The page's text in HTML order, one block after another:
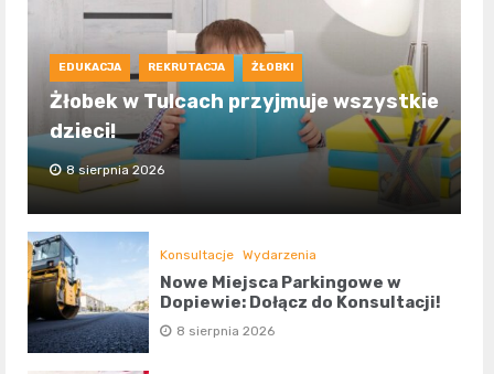
EDUKACJA REKRUTACJA ŻŁOBKI
Żłobek w Tulcach przyjmuje wszystkie
dzieci!
8 sierpnia 2026
Konsultacje Wydarzenia
Nowe Miejsca Parkingowe w
Dopiewie: Dołącz do Konsultacji!
8 sierpnia 2026